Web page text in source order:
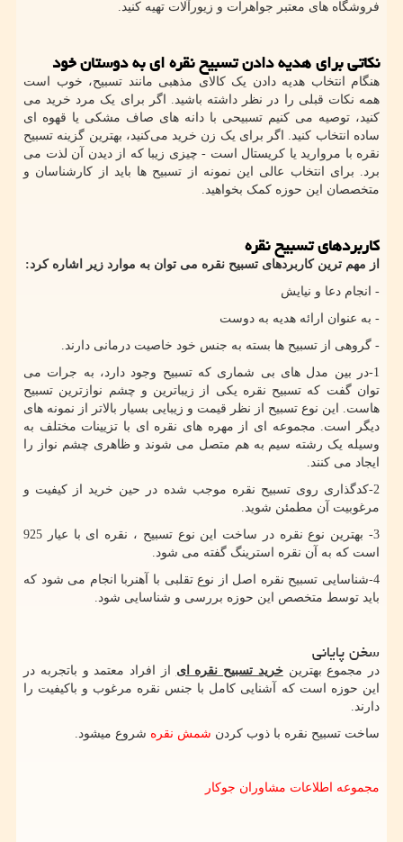
فروشگاه های معتبر جواهرات و زیورآلات تهیه کنید.
نکاتی برای هدیه دادن تسبیح نقره ای به دوستان خود
هنگام انتخاب هدیه دادن یک کالای مذهبی مانند تسبیح، خوب است
همه نکات قبلی را در نظر داشته باشید. اگر برای یک مرد خرید می
کنید، توصیه می کنیم تسبیحی با دانه های صاف مشکی یا قهوه ای
ساده انتخاب کنید. اگر برای یک زن خرید می‌کنید، بهترین گزینه تسبیح
نقره با مروارید یا کریستال است - چیزی زیبا که از دیدن آن لذت می
برد. برای انتخاب عالی این نمونه از تسبیح ها باید از کارشناسان و
متخصصان این حوزه کمک بخواهید.
کاربردهای تسبیح نقره
از مهم ترین کاربردهای تسبیح نقره می توان به موارد زیر اشاره کرد:
- انجام دعا و نیایش
- به عنوان ارائه هدیه به دوست
- گروهی از تسبیح ها بسته به جنس خود خاصیت درمانی دارند.
1-در بین مدل های بی شماری که تسبیح وجود دارد، به جرات می
توان گفت که تسبیح نقره یکی از زیباترین و چشم نوازترین تسبیح
هاست. این نوع تسبیح از نظر قیمت و زیبایی بسیار بالاتر از نمونه های
دیگر است. مجموعه ای از مهره های نقره ای با تزیینات مختلف به
وسیله یک رشته سیم به هم متصل می شوند و ظاهری چشم نواز را
ایجاد می کنند.
2-کدگذاری روی تسبیح نقره موجب شده در حین خرید از کیفیت و
مرغوبیت آن مطمئن شوید.
3- بهترین نوع نقره در ساخت این نوع تسبیح ، نقره ای با عیار 925
است که به آن نقره استرینگ گفته می شود.
4-شناسایی تسبیح نقره اصل از نوع تقلبی با آهنربا انجام می شود که
باید توسط متخصص این حوزه بررسی و شناسایی شود.
سخن پایانی
در مجموع بهترینخرید تسبیح نقره ای از افراد معتمد و باتجربه در
این حوزه است که آشنایی کامل با جنس نقره مرغوب و باکیفیت را
دارند.
ساخت تسبیح نقره با ذوب کردن شمش نقره شروع میشود.
مجموعه اطلاعات مشاوران جوکار